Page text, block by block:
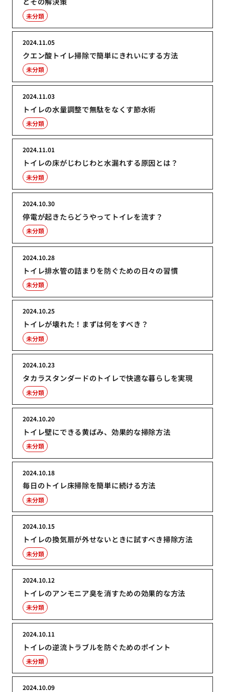
未分類
クエン酸トイレ掃除で簡単にきれいにする方法
2024.11.05
未分類
トイレの水量調整で無駄をなくす節水術
2024.11.03
未分類
トイレの床がじわじわと水漏れする原因とは？
2024.11.01
未分類
停電が起きたらどうやってトイレを流す？
2024.10.30
未分類
トイレ排水管の詰まりを防ぐための日々の習慣
2024.10.28
未分類
トイレが壊れた！まずは何をすべき？
2024.10.25
未分類
タカラスタンダードのトイレで快適な暮らしを実現
2024.10.23
未分類
トイレ壁にできる黄ばみ、効果的な掃除方法
2024.10.20
未分類
毎日のトイレ床掃除を簡単に続ける方法
2024.10.18
未分類
トイレの換気扇が外せないときに試すべき掃除方法
2024.10.15
未分類
トイレのアンモニア臭を消すための効果的な方法
2024.10.12
未分類
トイレの逆流トラブルを防ぐためのポイント
2024.10.11
未分類
2024.10.09